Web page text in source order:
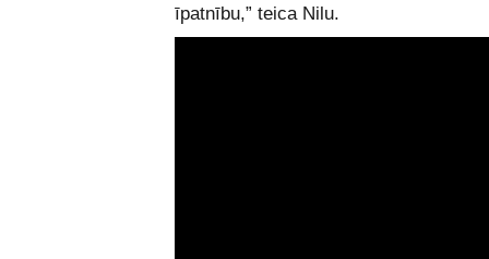
īpatnību,” teica Nilu.